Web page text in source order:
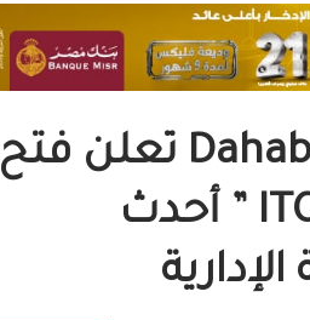
شركة Dahab Development تعلن فتح
باب الحجز بمشروع ” ITC ” أحدث